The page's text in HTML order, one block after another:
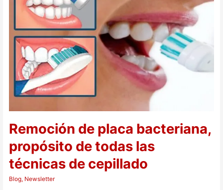
Remoción de placa bacteriana,
propósito de todas las
técnicas de cepillado
Blog, Newsletter
técnicas
de
cepillado